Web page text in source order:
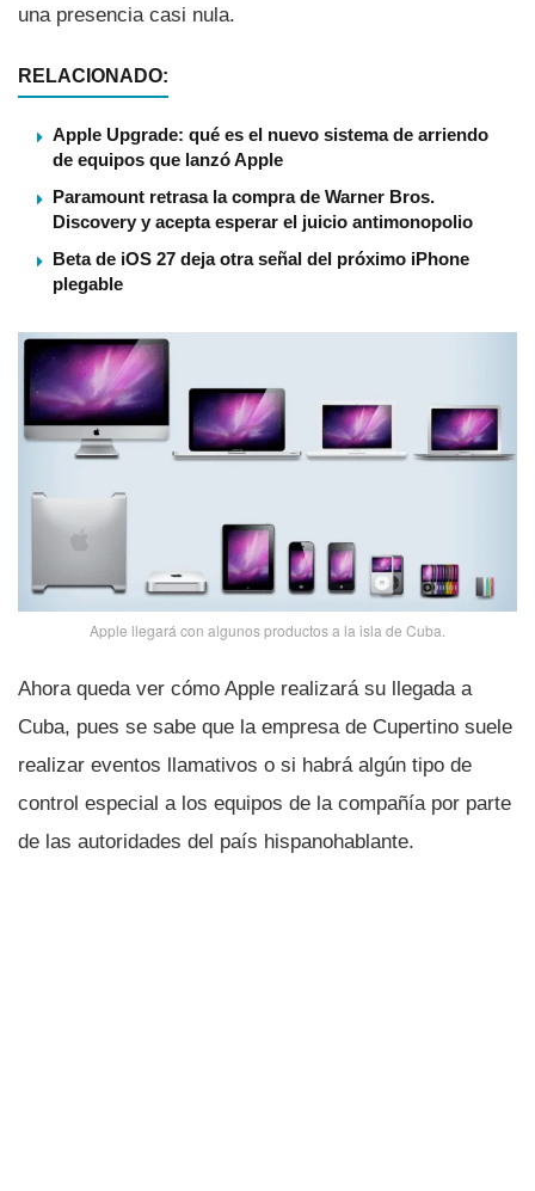
una presencia casi nula.
RELACIONADO:
Apple Upgrade: qué es el nuevo sistema de arriendo
de equipos que lanzó Apple
Paramount retrasa la compra de Warner Bros.
Discovery y acepta esperar el juicio antimonopolio
Beta de iOS 27 deja otra señal del próximo iPhone
plegable
Apple llegará con algunos productos a la isla de Cuba.
Ahora queda ver cómo Apple realizará su llegada a
Cuba, pues se sabe que la empresa de Cupertino suele
realizar eventos llamativos o si habrá algún tipo de
control especial a los equipos de la compañí­a por parte
de las autoridades del paí­s hispanohablante.